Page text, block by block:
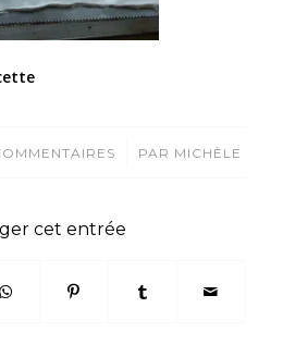
/ PAR MICHÈLE
cet entrée